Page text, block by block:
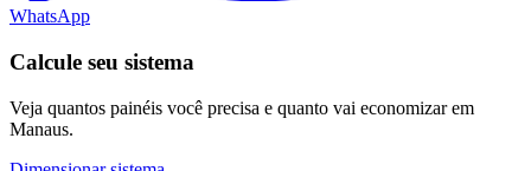
WhatsApp
Calcule seu sistema
Veja quantos painéis você precisa e quanto vai economizar em
Manaus.